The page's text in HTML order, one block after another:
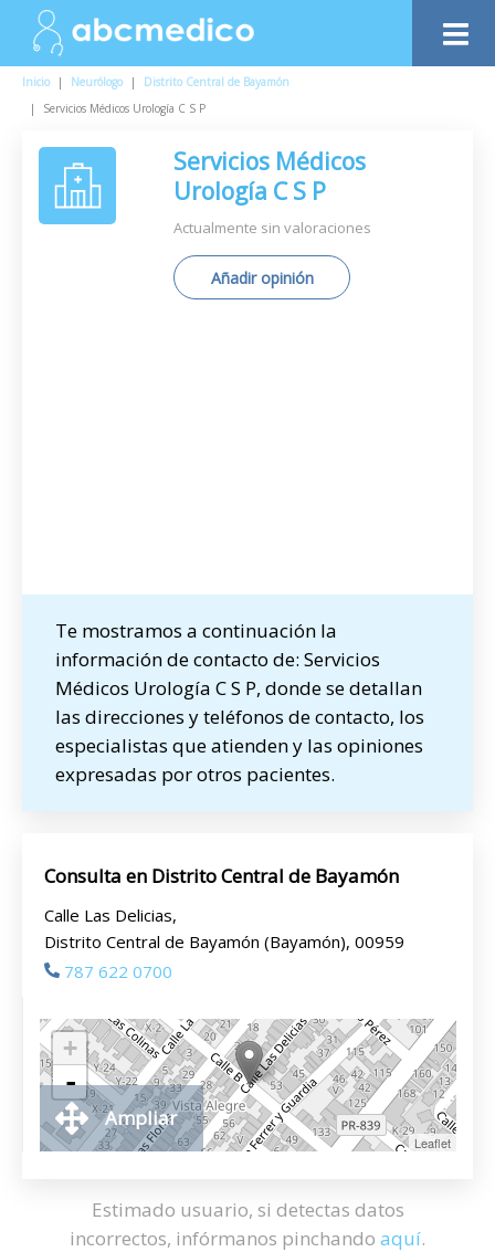
Inicio | Neurólogo |
Distrito Central de Bayamón
|
Servicios Médicos Urología C S P
Servicios Médicos
Urología C S P
Actualmente sin valoraciones
Añadir opinión
Te mostramos a continuación la
información de contacto de: Servicios
Médicos Urología C S P, donde se detallan
las direcciones y teléfonos de contacto, los
especialistas que atienden y las opiniones
expresadas por otros pacientes.
Consulta en Distrito Central de Bayamón
Calle Las Delicias,
Distrito Central de Bayamón (Bayamón), 00959
787 622 0700
+
-
Leaflet
Ampliar
Estimado usuario, si detectas datos
incorrectos, infórmanos pinchando aquí.